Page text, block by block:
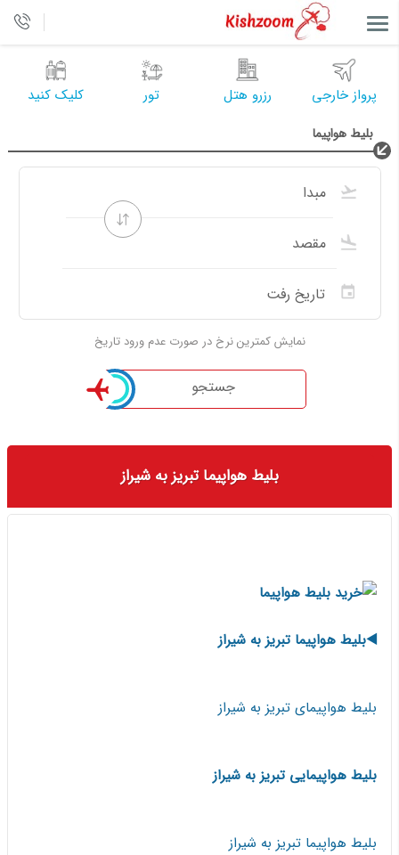
پرواز خارجی رزرو هتل تور کلیک کنید
بلیط هواپیما
نمایش کمترین نرخ در صورت عدم ورود تاریخ
جستجو
بلیط هواپیما تبریز به شیراز
◀️بلیط هواپیما تبریز به شیراز
بلیط هواپیمای تبریز به شیراز
بلیط هواپیمایی تبریز به شیراز
بلیط هواپیما تبریز به شیراز